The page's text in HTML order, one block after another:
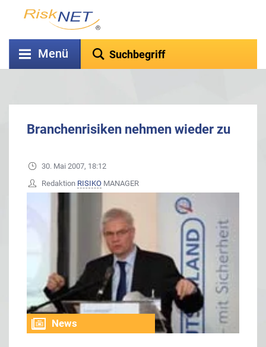
Menü
Branchenrisiken nehmen wieder zu
30. Mai 2007, 18:12
Redaktion RISIKO MANAGER
News